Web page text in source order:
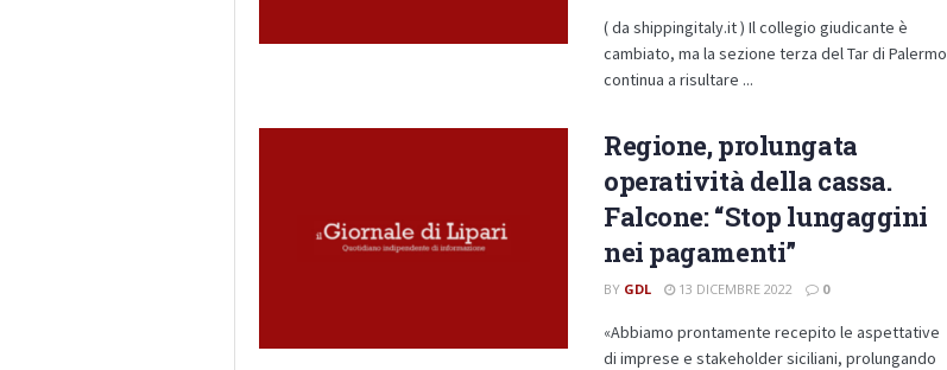
( da shippingitaly.it ) Il collegio giudicante è
cambiato, ma la sezione terza del Tar di Palermo
continua a risultare ...
Regione, prolungata
operatività della cassa.
Falcone: “Stop lungaggini
nei pagamenti”
BY GDL 13 DICEMBRE 2022 0
«Abbiamo prontamente recepito le aspettative
di imprese e stakeholder siciliani, prolungando